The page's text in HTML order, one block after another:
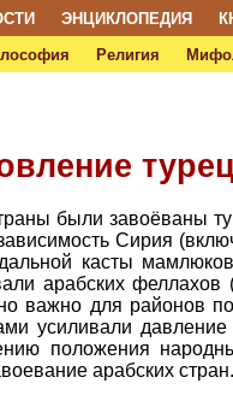
ЭНЦИКЛОПЕДИЯ
Религия
были завоёваны
Сирия
касты
арабских
важно для районов
усиливали давление
положения
арабских стран.